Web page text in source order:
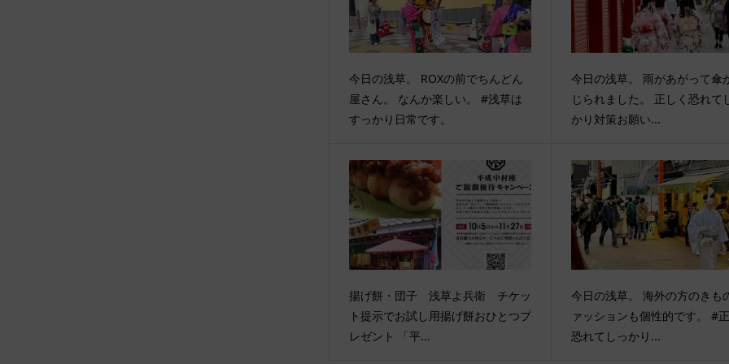
今日の浅草。 ROXの前でちんどん
屋さん。 なんか楽しい。 #浅草は
すっかり日常です。
今日の浅草。 雨があがって傘
じられました。 正しく恐れて
かり対策お願い...
揚げ餅・団子 浅草よ兵衛 チケッ
ト提示でお試し用揚げ餅おひとつプ
レゼント 「平...
今日の浅草。 海外の方のきも
ァッションも個性的です。 #
恐れてしっかり...